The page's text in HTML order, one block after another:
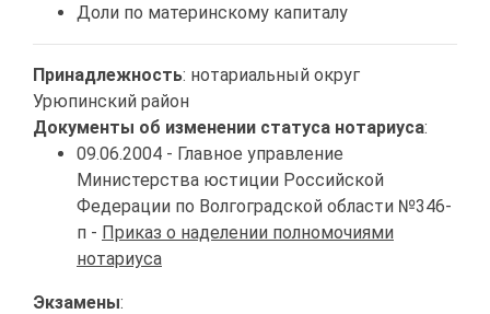
Доли по материнскому капиталу
Принадлежность: нотариальный округ
Урюпинский район
Документы об изменении статуса нотариуса:
09.06.2004 - Главное управление
Министерства юстиции Российской
Федерации по Волгоградской области №346-
п - Приказ о наделении полномочиями
нотариуса
Экзамены: